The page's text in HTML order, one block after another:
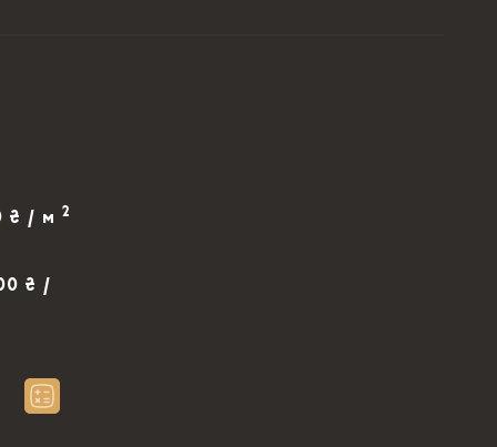
₴ / м 2
₴ /